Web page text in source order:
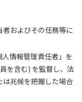
およびその任務等に
情報管理責任者」を
を含む) を監督し、法
兆候を把握した場合